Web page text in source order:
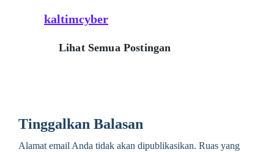
kaltimcyber
Lihat Semua Postingan
Tinggalkan Balasan
Alamat email Anda tidak akan dipublikasikan. Ruas yang